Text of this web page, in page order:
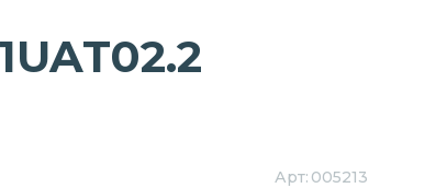
Арт: 005213